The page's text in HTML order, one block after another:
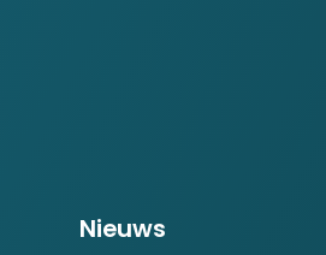
Nieuws